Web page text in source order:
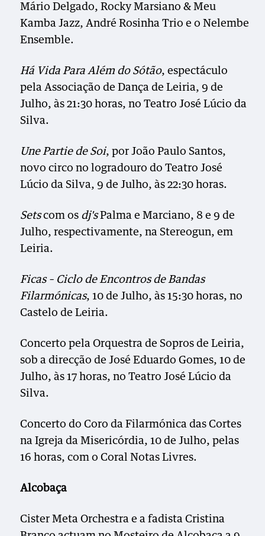
Mário Delgado, Rocky Marsiano & Meu
Kamba Jazz, André Rosinha Trio e o Nelembe
Ensemble.
Há Vida Para Além do Sótão, espectáculo
pela Associação de Dança de Leiria, 9 de
Julho, às 21:30 horas, no Teatro José Lúcio da
Silva.
Une Partie de Soi, por João Paulo Santos,
novo circo no logradouro do Teatro José
Lúcio da Silva, 9 de Julho, às 22:30 horas.
Setscom os dj'sPalma e Marciano, 8 e 9 de
Julho, respectivamente, na Stereogun, em
Leiria.
Ficas – Ciclo de Encontros de Bandas
Filarmónicas, 10 de Julho, às 15:30 horas, no
Castelo de Leiria.
Concerto pela Orquestra de Sopros de Leiria,
sob a direcção de José Eduardo Gomes, 10 de
Julho, às 17 horas, no Teatro José Lúcio da
Silva.
Concerto do Coro da Filarmónica das Cortes
na Igreja da Misericórdia, 10 de Julho, pelas
16 horas, com o Coral Notas Livres.
Alcobaça
Cister Meta Orchestra e a fadista Cristina